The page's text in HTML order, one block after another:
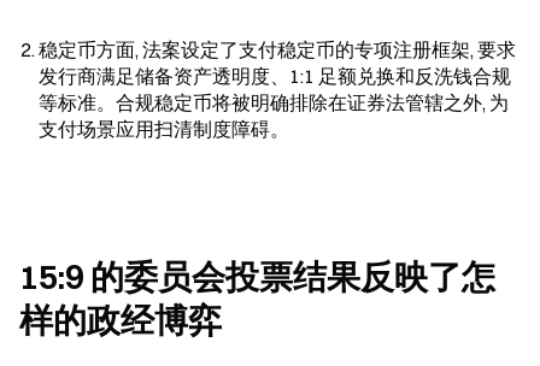
稳定币方面, 法案设定了支付稳定币的专项注册框架, 要求
发行商满足储备资产透明度、1:1 足额兑换和反洗钱合规
等标准。合规稳定币将被明确排除在证券法管辖之外, 为
支付场景应用扫清制度障碍。
15:9 的委员会投票结果反映了怎
样的政经博弈